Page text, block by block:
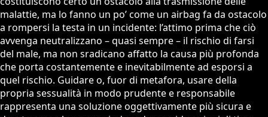
malattie, ma lo fanno un po’ come un airbag fa da ostacolo
a rompersi la testa in un incidente: l’attimo prima che ciò
avvenga neutralizzano – quasi sempre – il rischio di farsi
del male, ma non sradicano affatto la causa più profonda
che porta costantemente e inevitabilmente ad esporsi a
quel rischio. Guidare o, fuor di metafora, usare della
propria sessualità in modo prudente e responsabile
rappresenta una soluzione oggettivamente più sicura e